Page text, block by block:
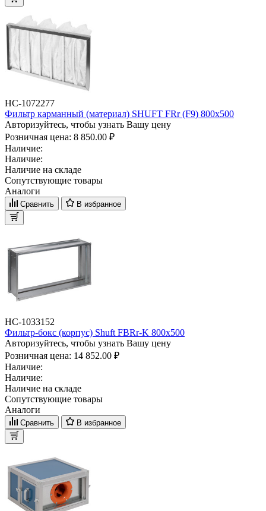
НС-1072277
Фильтр карманный (материал) SHUFT FRr (F9) 800x500
Авторизуйтесь, чтобы узнать Вашу цену
Розничная цена: 8 850.00 ₽
Наличие:
Наличие:
Наличие на складе
Сопутствующие товары
Аналоги
Сравнить В избранное
НС-1033152
Фильтр-бокс (корпус) Shuft FBRr-K 800x500
Авторизуйтесь, чтобы узнать Вашу цену
Розничная цена: 14 852.00 ₽
Наличие:
Наличие:
Наличие на складе
Сопутствующие товары
Аналоги
Сравнить В избранное